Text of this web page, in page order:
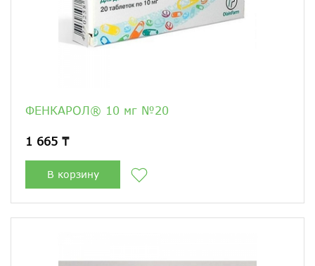
ФЕНКАРОЛ® 10 мг №20
1 665 ₸
В корзину